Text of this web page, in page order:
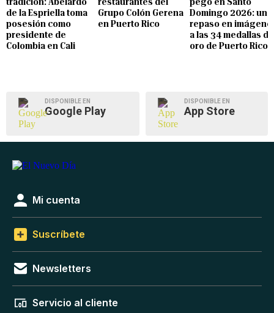
de la Espriella toma
posesión como
presidente de
Colombia en Cali
Grupo Colón Gerena
en Puerto Rico
Domingo 2026: un
repaso en
a las 34 medallas de
oro de Puerto Rico
DISPONIBLE EN
Google Play
DISPONIBLE EN
App Store
Mi cuenta
Suscríbete
Newsletters
Servicio al cliente